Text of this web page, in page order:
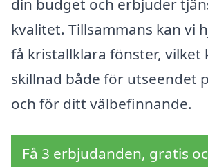
din budget och erbjuder
kvalitet. Tillsammans kan vi
få kristallklara fönster, vilket
skillnad både för utseendet
och för ditt välbefinnande.
Få 3 erbjudanden, gratis